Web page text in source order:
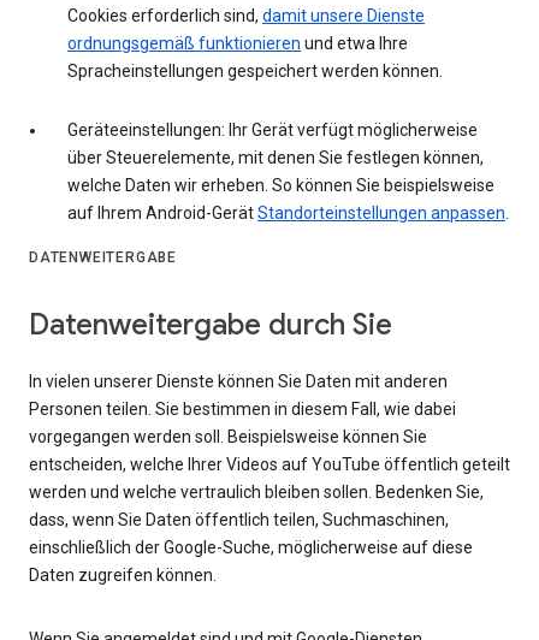
Cookies erforderlich sind, damit unsere Dienste
ordnungsgemäß funktionieren und etwa Ihre
Spracheinstellungen gespeichert werden können.
Geräteeinstellungen: Ihr Gerät verfügt möglicherweise
über Steuerelemente, mit denen Sie festlegen können,
welche Daten wir erheben. So können Sie beispielsweise
auf Ihrem Android-GerätStandorteinstellungen anpassen
DATENWEITERGABE
Datenweitergabe durch Sie
In vielen unserer Dienste können Sie Daten mit anderen
Personen teilen. Sie bestimmen in diesem Fall, wie dabei
vorgegangen werden soll. Beispielsweise können Sie
entscheiden, welche Ihrer Videos auf YouTube öffentlich geteilt
werden und welche vertraulich bleiben sollen. Bedenken Sie,
dass, wenn Sie Daten öffentlich teilen, Suchmaschinen,
einschließlich der Google-Suche, möglicherweise auf diese
Daten zugreifen können.